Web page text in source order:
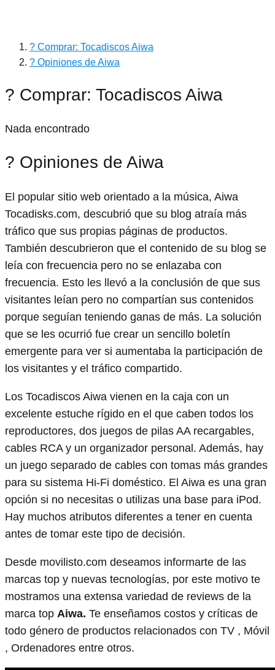
? Comprar: Tocadiscos Aiwa
? Opiniones de Aiwa
? Comprar: Tocadiscos Aiwa
Nada encontrado
? Opiniones de Aiwa
El popular sitio web orientado a la música, Aiwa
Tocadisks.com, descubrió que su blog atraía más
tráfico que sus propias páginas de productos.
También descubrieron que el contenido de su blog se
leía con frecuencia pero no se enlazaba con
frecuencia. Esto les llevó a la conclusión de que sus
visitantes leían pero no compartían sus contenidos
porque seguían teniendo ganas de más. La solución
que se les ocurrió fue crear un sencillo boletín
emergente para ver si aumentaba la participación de
los visitantes y el tráfico compartido.
Los Tocadiscos Aiwa vienen en la caja con un
excelente estuche rígido en el que caben todos los
reproductores, dos juegos de pilas AA recargables,
cables RCA y un organizador personal. Además, hay
un juego separado de cables con tomas más grandes
para su sistema Hi-Fi doméstico. El Aiwa es una gran
opción si no necesitas o utilizas una base para iPod.
Hay muchos atributos diferentes a tener en cuenta
antes de tomar este tipo de decisión.
Desde movilisto.com deseamos informarte de las
marcas top y nuevas tecnologías, por este motivo te
mostramos una extensa variedad de reviews de la
marca top Aiwa. Te enseñamos costos y críticas de
todo género de productos relacionados con TV , Móvil
, Ordenadores entre otros.